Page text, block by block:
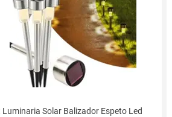
Luminaria Solar Balizador Espeto Led